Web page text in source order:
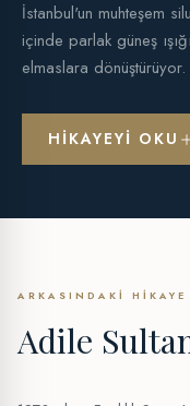
İstanbul'un muhteşem
içinde parlak güneş
elmaslara dönüştürüyor.
HIKAYEYI OKU
ARKASINDAKI HIKAYE
Adile